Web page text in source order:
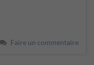
Faire un commentaire